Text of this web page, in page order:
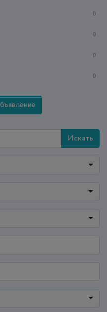
0
0
0
0
Искать